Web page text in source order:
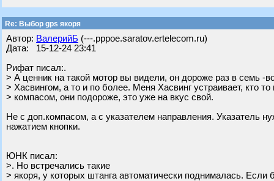
Re: Выбор gps якоря
Автор: ВалерийБ (---.pppoe.saratov.ertelecom.ru)
Дата: 15-12-24 23:41
Рифат писал:.
> А ценник на такой мотор вы видели, он дороже раз в семь -
> Хасвингом, а то и по более. Меня Хасвинг устраивает, кто
> компасом, они подороже, это уже на вкус свой.
Не с доп.компасом, а с указателем направления. Указатель
нажатием кнопки.
ЮНК писал:
>. Но встречались такие
> якоря, у которых штанга автоматически поднималась. Если